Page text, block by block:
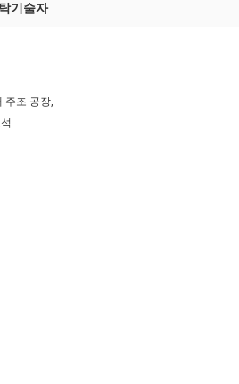
기술자
주조 공장,